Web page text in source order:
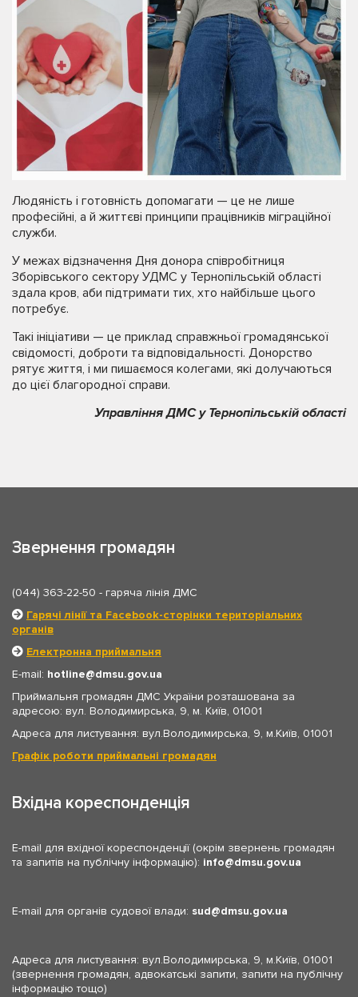
Людяність і готовність допомагати — це не лише
професійні, а й життєві принципи працівників міграційної
служби.
У межах відзначення Дня донора співробітниця
Зборівського сектору УДМС у Тернопільській області
здала кров, аби підтримати тих, хто найбільше цього
потребує.
Такі ініціативи — це приклад справжньої громадянської
свідомості, доброти та відповідальності. Донорство
рятує життя, і ми пишаємося колегами, які долучаються
до цієї благородної справи.
Управління ДМС у Тернопільській області
Звернення громадян
(044) 363-22-50 - гаряча лінія ДМС
Гарячі лінії та Facebook-сторінки територіальних
органів
Електронна приймальня
E-mail: hotline
dmsu.gov.ua
Приймальня громадян ДМС України розташована за
адресою: вул. Володимирська, 9, м. Київ, 01001
Адреса для листування: вул.Володимирська, 9, м.Київ, 01001
Графік роботи приймальні громадян
Вхідна кореспонденція
E-mail для вхідної кореспонденції (окрім звернень громадян
та запитів на публічну інформацію): info dmsu.gov.ua
E-mail для органів судової влади: sud dmsu.gov.ua
Адреса для листування: вул.Володимирська, 9, м.Київ, 01001
(звернення громадян, адвокатські запити, запити на публічну
інформацію тощо)